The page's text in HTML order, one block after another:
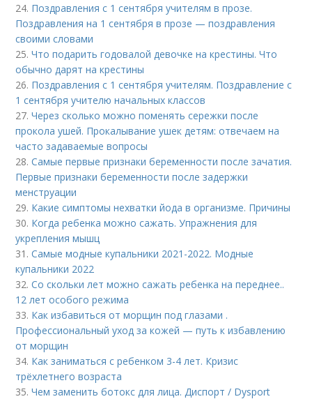
24. Поздравления с 1 сентября учителям в прозе.
Поздравления на 1 сентября в прозе — поздравления
своими словами
25.Что подарить годовалой девочке на крестины. Что
обычно дарят на крестины
26. Поздравления с 1 сентября учителям. Поздравление с
1 сентября учителю начальных классов
27.Через сколько можно поменять сережки после
прокола ушей. Прокалывание ушек детям: отвечаем на
часто задаваемые вопросы
28.Самые первые признаки беременности после зачатия.
Первые признаки беременности после задержки
менструации
29. Какие симптомы нехватки йода в организме. Причины
30. Когда ребенка можно сажать. Упражнения для
укрепления мышц
31.Самые модные купальники 2021-2022. Модные
купальники 2022
32.Со скольки лет можно сажать ребенка на переднее..
12 лет особого режима
33. Как избавиться от морщин под глазами .
Профессиональный уход за кожей — путь к избавлению
от морщин
34. Как заниматься с ребенком 3-4 лет. Кризис
трёхлетнего возраста
35.Чем заменить ботокс для лица. Диспорт / Dysport